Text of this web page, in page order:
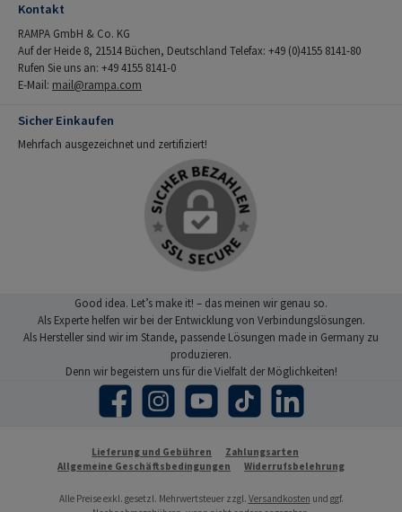
Kontakt
RAMPA GmbH & Co. KG
Auf der Heide 8, 21514 Büchen, Deutschland Telefax: +49 (0)4155 8141-80
Rufen Sie uns an: +49 4155 8141-0
E-Mail: mail@rampa.com
Sicher Einkaufen
Mehrfach ausgezeichnet und zertifiziert!
Good idea. Let’s make it! – das meinen wir genau so.
Als Experte helfen wir bei der Entwicklung von Verbindungslösungen.
Als Hersteller sind wir im Stande, passende Lösungen made in Germany zu
produzieren.
Denn wir begeistern uns für die Vielfalt der Möglichkeiten!
Facebook Instagram YouTube TikTok LinkedIn
Lieferung und Gebühren
Zahlungsarten
Allgemeine Geschäftsbedingungen
Widerrufsbelehrung
Alle Preise exkl. gesetzl. Mehrwertsteuer zzgl. Versandkosten und ggf.